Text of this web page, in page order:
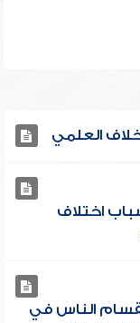
اختلاف
الناس في